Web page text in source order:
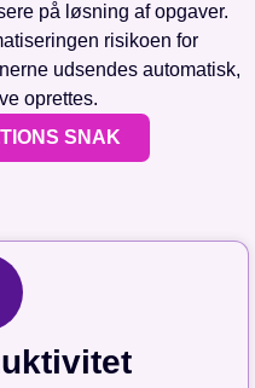
på løsning af opgaver.
risikoen for
udsendes automatisk,
oprettes.
SNAK